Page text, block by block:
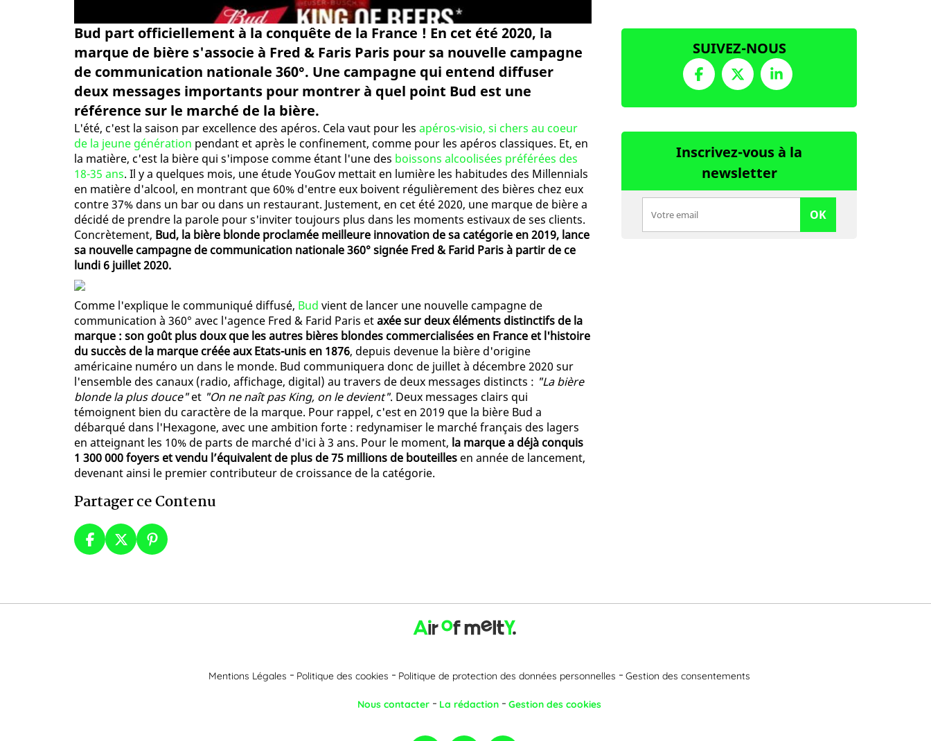
Bud part officiellement à la conquête de la France ! En cet été 2020, la
marque de bière s'associe à Fred & Faris Paris pour sa nouvelle campagne
de communication nationale 360°. Une campagne qui entend diffuser
deux messages importants pour montrer à quel point Bud est une
référence sur le marché de la bière.
L'été, c'est la saison par excellence des apéros. Cela vaut pour les apéros-visio, si chers au coeur
de la jeune génération pendant et après le confinement, comme pour les apéros classiques. Et, en
la matière, c'est la bière qui s'impose comme étant l'une des boissons alcoolisées préférées des
18-35 ans. Il y a quelques mois, une étude YouGov mettait en lumière les habitudes des Millennials
en matière d'alcool, en montrant que 60% d'entre eux boivent régulièrement des bières chez eux
contre 37% dans un bar ou dans un restaurant. Justement, en cet été 2020, une marque de bière a
décidé de prendre la parole pour s'inviter toujours plus dans les moments estivaux de ses clients.
Concrètement, Bud, la bière blonde proclamée meilleure innovation de sa catégorie en 2019, lance
sa nouvelle campagne de communication nationale 360° signée Fred & Farid Paris à partir de ce
lundi 6 juillet 2020.
Comme l'explique le communiqué diffusé, Bud vient de lancer une nouvelle campagne de
communication à 360° avec l'agence Fred & Farid Paris etaxée sur deux éléments distinctifs de la
marque : son goût plus doux que les autres bières blondes commercialisées en France et l'histoire
du succès de la marque créée aux Etats-unis en 1876, depuis devenue la bière d'origine
américaine numéro un dans le monde. Bud communiquera donc de juillet à décembre 2020 sur
l'ensemble des canaux (radio, affichage, digital) au travers de deux messages distincts : "La bière
blonde la plus douce"et "On ne naît pas King, on le devient". Deux messages clairs qui
témoignent bien du caractère de la marque. Pour rappel, c'est en 2019 que la bière Bud a
débarqué dans l'Hexagone, avec une ambition forte : redynamiser le marché français des lagers
en atteignant les 10% de parts de marché d'ici à 3 ans. Pour le moment, la marque a déjà conquis
1 300 000 foyers et vendu l’équivalent de plus de 75 millions de bouteilles en année de lancement,
devenant ainsi le premier contributeur de croissance de la catégorie.
Partager ce Contenu
SUIVEZ-NOUS
Inscrivez-vous à la
newsletter
OK
Mentions Légales Politique des cookies Politique de protection des données personnelles Gestion des consentements
Nous contacter La rédaction Gestion des cookies